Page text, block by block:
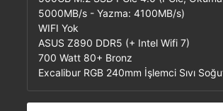
5000MB/s - Yazma: 4100MB/s)
WIFI Yok
ASUS Z890 DDR5 (+ Intel Wifi 7)
700 Watt 80+ Bronz
Excalibur RGB 240mm İşlemci Sıvı